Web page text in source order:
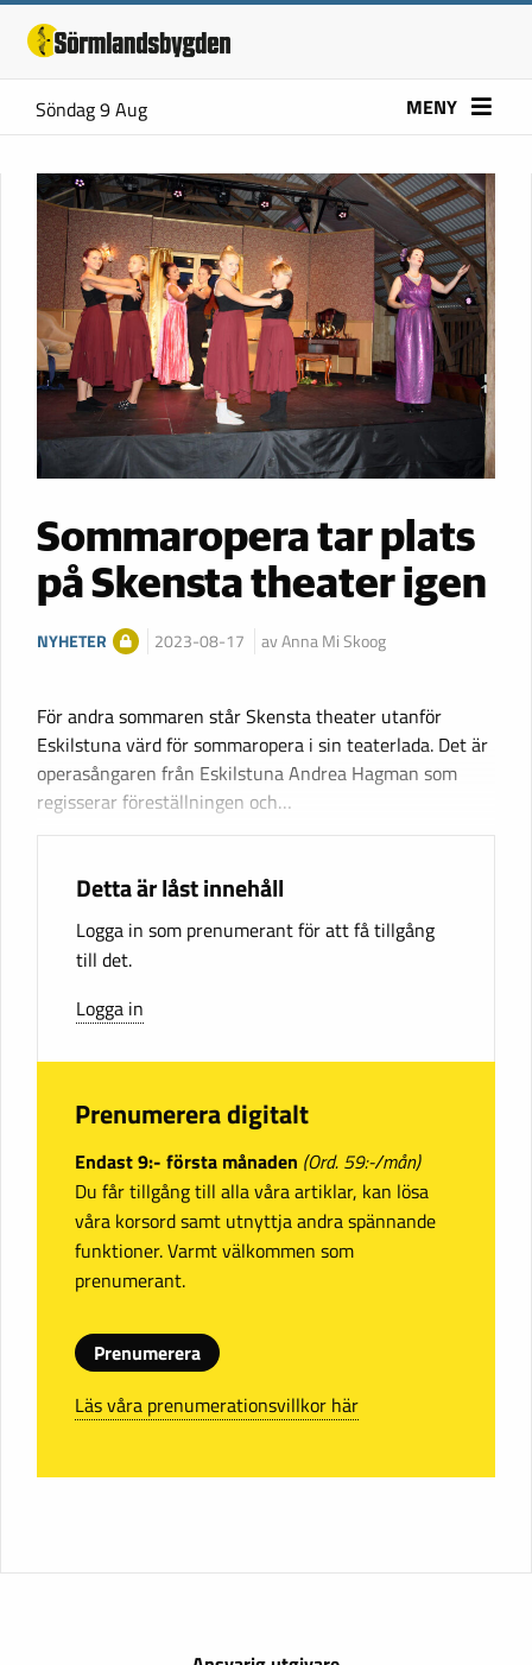
Söndag 9 Aug MENY
Sommaropera tar plats
på Skensta theater igen
NYHETER 2023-08-17 av Anna Mi Skoog
För andra sommaren står Skensta theater utanför
Eskilstuna värd för sommaropera i sin teaterlada. Det är
operasångaren från Eskilstuna Andrea Hagman som
regisserar föreställningen och…
Detta är låst innehåll
Logga in som prenumerant för att få tillgång
till det.
Logga in
Prenumerera digitalt
Endast 9:- första månaden (Ord. 59:-/mån)
Du får tillgång till alla våra artiklar, kan lösa
våra korsord samt utnyttja andra spännande
funktioner. Varmt välkommen som
prenumerant.
Prenumerera
Läs våra prenumerationsvillkor här